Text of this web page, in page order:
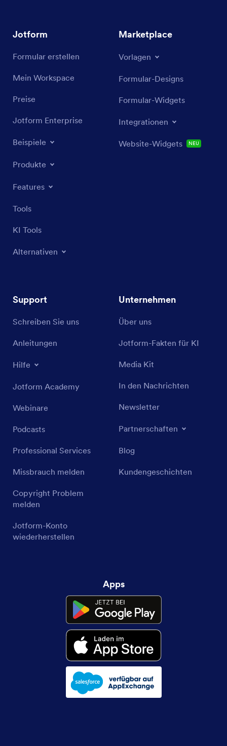
Jotform
Formular erstellen
Mein Workspace
Preise
Jotform Enterprise
Beispiele
Produkte
Features
Tools
KI Tools
Alternativen
Marketplace
Vorlagen
Formular-Designs
Formular-Widgets
Integrationen
Website-Widgets NEU
Support
Schreiben Sie uns
Anleitungen
Hilfe
Jotform Academy
Webinare
Podcasts
Professional Services
Missbrauch melden
Copyright Problem
melden
Jotform-Konto
wiederherstellen
Unternehmen
Über uns
Jotform-Fakten für KI
Media Kit
In den Nachrichten
Newsletter
Partnerschaften
Blog
Kundengeschichten
Apps